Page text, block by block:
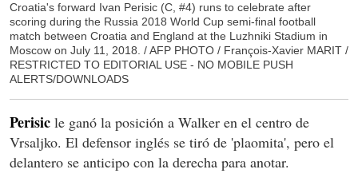
Croatia's forward Ivan Perisic (C, #4) runs to celebrate after
scoring during the Russia 2018 World Cup semi-final football
match between Croatia and England at the Luzhniki Stadium in
Moscow on July 11, 2018. / AFP PHOTO / François-Xavier MARIT /
RESTRICTED TO EDITORIAL USE - NO MOBILE PUSH
ALERTS/DOWNLOADS
Perisic le ganó la posición a Walker en el centro de
Vrsaljko. El defensor inglés se tiró de 'plaomita', pero el
delantero se anticipo con la derecha para anotar.